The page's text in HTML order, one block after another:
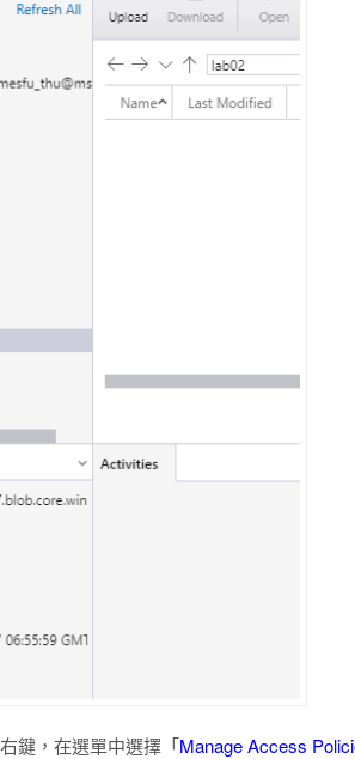
鍵，在選單中選擇「Manage Access